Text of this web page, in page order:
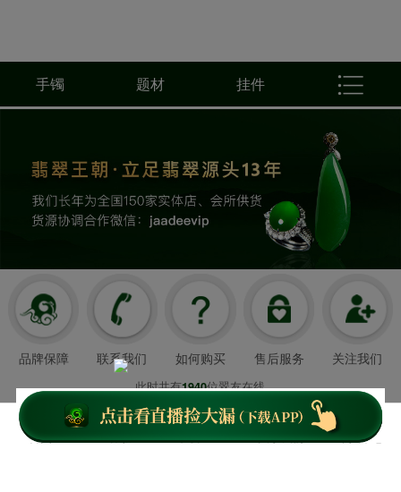
手镯 题材 挂件
品牌保障 联系我们 如何购买 售后服务 关注我们
此时共有1940位翠友在线
翡翠王朝成立于2008年3月21日
我们以超值好珠宝和舒心服务造福顾客，
首页 客服 下载APP 关于我们 个人中心